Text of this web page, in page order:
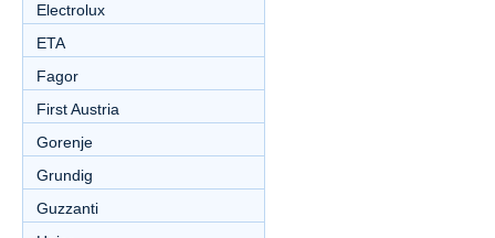
Electrolux
ETA
Fagor
First Austria
Gorenje
Grundig
Guzzanti